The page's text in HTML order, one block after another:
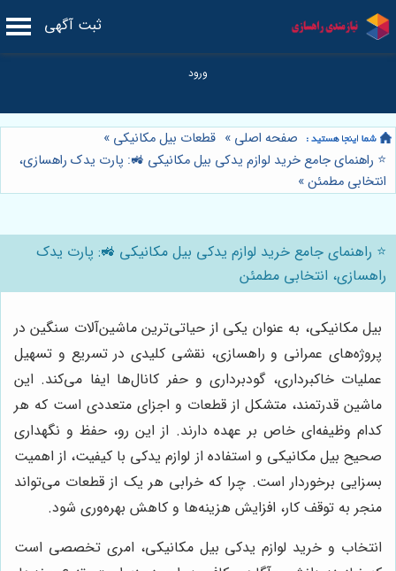
ثبت آگهی
صفحه اصلی » قطعات بیل مکانیکی »
⭐️ راهنمای جامع خرید لوازم یدکی بیل مکانیکی 🚜: پارت یدک راهسازی،
انتخابی مطمئن»
⭐️ راهنمای جامع خرید لوازم یدکی بیل مکانیکی 🚜: پارت یدک
راهسازی، انتخابی مطمئن
بیل مکانیکی، به عنوان یکی از حیاتی‌ترین ماشین‌آلات سنگین در
پروژه‌های عمرانی و راهسازی، نقشی کلیدی در تسریع و تسهیل
عملیات خاکبرداری، گودبرداری و حفر کانال‌ها ایفا می‌کند. این
ماشین قدرتمند، متشکل از قطعات و اجزای متعددی است که هر
کدام وظیفه‌ای خاص بر عهده دارند. از این رو، حفظ و نگهداری
صحیح بیل مکانیکی و استفاده از لوازم یدکی با کیفیت، از اهمیت
بسزایی برخوردار است. چرا که خرابی هر یک از قطعات می‌تواند
منجر به توقف کار، افزایش هزینه‌ها و کاهش بهره‌وری شود.
انتخاب و خرید لوازم یدکی بیل مکانیکی، امری تخصصی است